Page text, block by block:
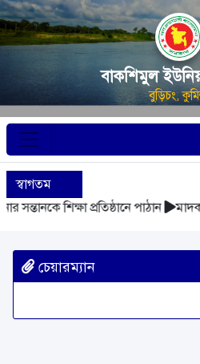
বাকশিমুল
বুড়িচং,
স্বাগতম
সন্তানকে শিক্ষা প্রতিষ্ঠানে পাঠান
মাদক
চেয়ারম্যান